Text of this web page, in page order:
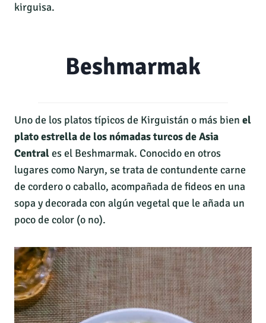
kirguisa.
Beshmarmak
Uno de los platos típicos de Kirguistán o más bien el
plato estrella de los nómadas turcos de Asia
Centrales el Beshmarmak. Conocido en otros
lugares como Naryn, se trata de contundente carne
de cordero o caballo, acompañada de fideos en una
sopa y decorada con algún vegetal que le añada un
poco de color (o no).